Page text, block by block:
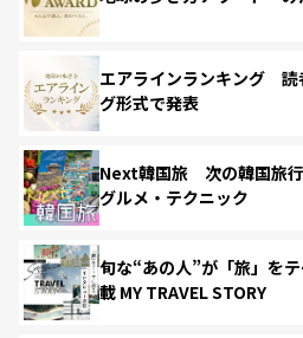
エアラインランキング 読
グ形式で発表
Next韓国旅 次の韓国旅行
グルメ・テクニック
旬な“あの人”が「旅」を
載 MY TRAVEL STORY